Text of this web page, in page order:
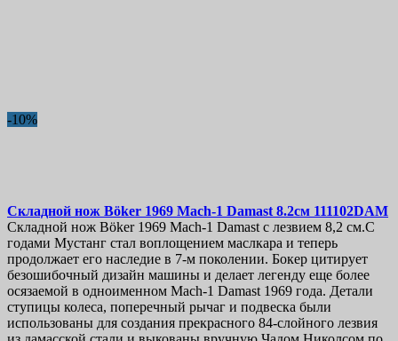
-10%
Складной нож Böker 1969 Mach-1 Damast 8.2см 111102DAM
Складной нож Böker 1969 Mach-1 Damast с лезвием 8,2 см.С
годами Мустанг стал воплощением маслкара и теперь
продолжает его наследие в 7-м поколении. Бокер цитирует
безошибочный дизайн машины и делает легенду еще более
осязаемой в одноименном Mach-1 Damast 1969 года. Детали
ступицы колеса, поперечный рычаг и подвеска были
использованы для создания прекрасного 84-слойного лезвия